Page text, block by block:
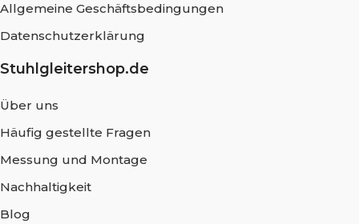
Allgemeine Geschäftsbedingungen
Datenschutzerklärung
Stuhlgleitershop.de
Über uns
Häufig gestellte Fragen
Messung und Montage
Nachhaltigkeit
Blog